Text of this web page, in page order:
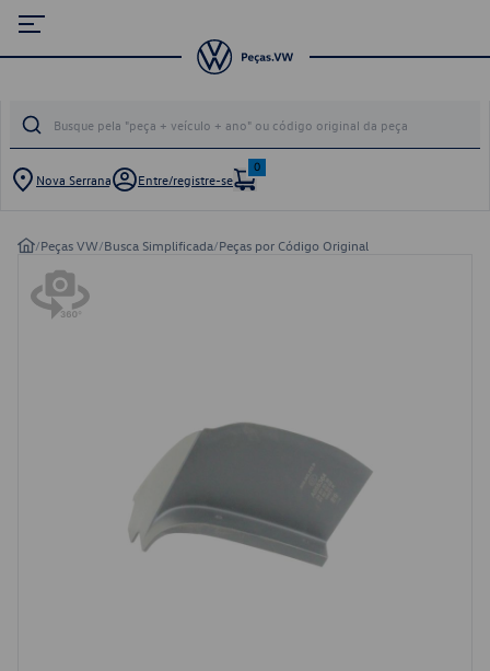
Nova Serrana Entre/registre-se
0
/Peças VW/Busca Simplificada/Peças por Código Original